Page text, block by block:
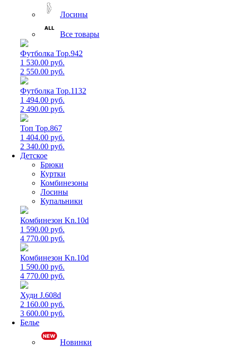
Лосины
Все товары
Футболка Top.942
1 530.00 руб.
2 550.00 руб.
Футболка Top.1132
1 494.00 руб.
2 490.00 руб.
Топ Top.867
1 404.00 руб.
2 340.00 руб.
Детское
Брюки
Куртки
Комбинезоны
Лосины
Купальники
Комбинезон Kn.10d
1 590.00 руб.
4 770.00 руб.
Комбинезон Kn.10d
1 590.00 руб.
4 770.00 руб.
Худи J.608d
2 160.00 руб.
3 600.00 руб.
Белье
Новинки